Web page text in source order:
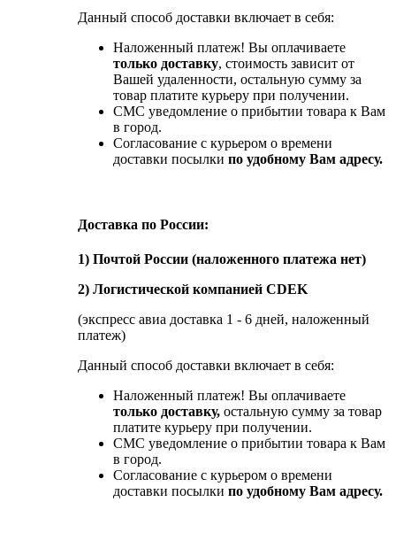
Данный способ доставки включает в себя:
Наложенный платеж! Вы оплачиваете
только доставку, стоимость зависит от
Вашей удаленности, остальную сумму за
товар платите курьеру при получении.
СМС уведомление о прибытии товара к Вам
в город.
Согласование с курьером о времени
доставки посылки по удобному Вам адресу.
Доставка по России:
1) Почтой России (наложенного платежа нет)
2) Логистической компанией CDEK
(экспресс авиа доставка 1 - 6 дней, наложенный
платеж)
Данный способ доставки включает в себя:
Наложенный платеж! Вы оплачиваете
только доставку, остальную сумму за товар
платите курьеру при получении.
СМС уведомление о прибытии товара к Вам
в город.
Согласование с курьером о времени
доставки посылки по удобному Вам адресу.